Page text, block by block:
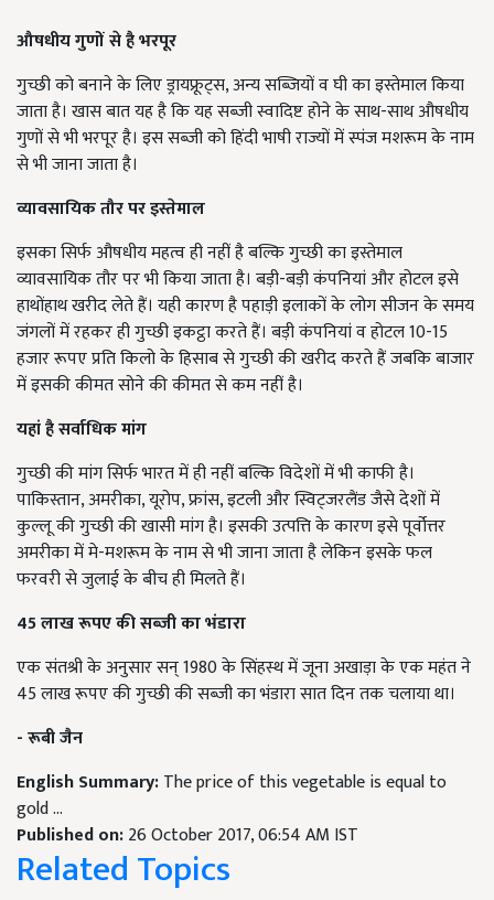
औषधीय गुणों से है भरपूर
गुच्छी को बनाने के लिए ड्रायफ्रूट्स, अन्य सब्जियों व घी का इस्तेमाल किया
जाता है। खास बात यह है कि यह सब्जी स्वादिष्ट होने के साथ-साथ औषधीय
गुणों से भी भरपूर है। इस सब्जी को हिंदी भाषी राज्यों में स्पंज मशरूम के नाम
से भी जाना जाता है।
व्यावसायिक तौर पर इस्तेमाल
इसका सिर्फ औषधीय महत्व ही नहीं है बल्कि गुच्छी का इस्तेमाल
व्यावसायिक तौर पर भी किया जाता है। बड़ी-बड़ी कंपनियां और होटल इसे
हाथोंहाथ खरीद लेते हैं। यही कारण है पहाड़ी इलाकों के लोग सीजन के समय
जंगलों में रहकर ही गुच्छी इकट्ठा करते हैं। बड़ी कंपनियां व होटल 10-15
हजार रूपए प्रति किलो के हिसाब से गुच्छी की खरीद करते हैं जबकि बाजार
में इसकी कीमत सोने की कीमत से कम नहीं है।
यहां है सर्वाधिक मांग
गुच्छी की मांग सिर्फ भारत में ही नहीं बल्कि विदेशों में भी काफी है।
पाकिस्तान, अमरीका, यूरोप, फ्रांस, इटली और स्विट्जरलैंड जैसे देशों में
कुल्लू की गुच्छी की खासी मांग है। इसकी उत्पत्ति के कारण इसे पूर्वोत्तर
अमरीका में मे-मशरूम के नाम से भी जाना जाता है लेकिन इसके फल
फरवरी से जुलाई के बीच ही मिलते हैं।
45लाख रूपए की सब्जी का भंडारा
एक संतश्री के अनुसार सन् 1980 के सिंहस्थ में जूना अखाड़ा के एक महंत ने
45 लाख रूपए की गुच्छी की सब्जी का भंडारा सात दिन तक चलाया था।
- रूबी जैन
English Summary:The price of this vegetable is equal to
gold ...
Published on:26 October 2017, 06:54 AM IST
Related Topics